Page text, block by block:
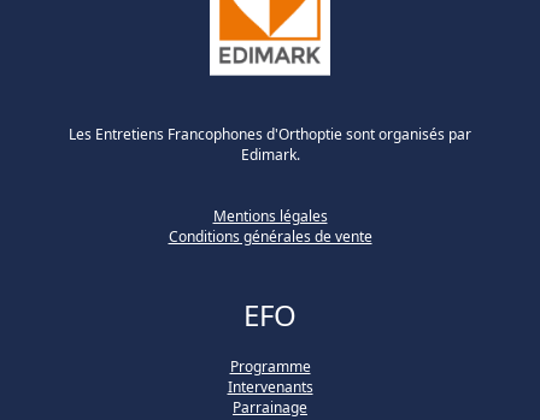
Les Entretiens Francophones d'Orthoptie sont organisés par
Edimark.
Mentions légales
Conditions générales de vente
EFO
Programme
Intervenants
Parrainage